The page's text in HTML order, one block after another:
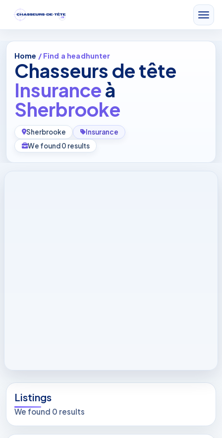
Home / Find a headhunter
Chasseurs de tête
Insuranceà
Sherbrooke
Sherbrooke
Insurance
We found 0 results
Listings
We found 0 results